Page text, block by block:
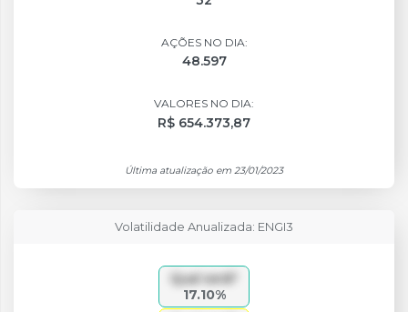
AÇÕES NO DIA:
48.597
VALORES NO DIA:
R$ 654.373,87
Última atualização em 23/01/2023
Volatilidade Anualizada: ENGI3
Qual será?
17.10%